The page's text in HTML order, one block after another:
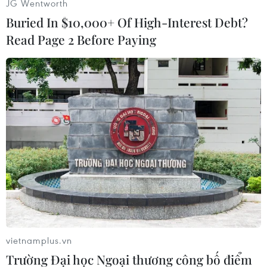
#Microsoft #Google #Motorola #Tố cáo
#Bị đơn
Áo
Đức
JG Wentworth
Buried In $10,000+ Of High-Interest Debt?
Read Page 2 Before Paying
vietnamplus.vn
Trường Đại học Ngoại thương công bố điểm